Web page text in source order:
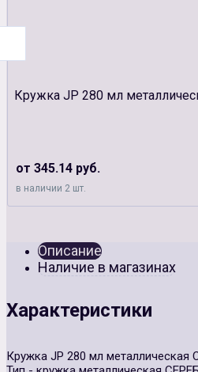
Кружка JP 280 мл
от 345.14 руб.
в наличии 2 шт.
Описание
Наличие в магазинах
Характеристики
Кружка JP 280 мл